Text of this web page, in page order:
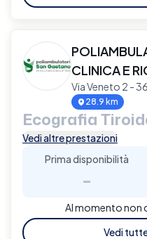
CLINICA E
Via Veneto 2 -
28.9 km
Ecografia
Vedi altre prestazioni
Prima disponibilità
-
Al momento non
Vedi